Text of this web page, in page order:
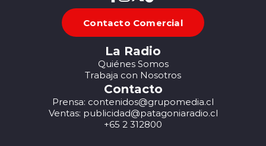
Contacto Comercial
La Radio
Quiénes Somos
Trabaja con Nosotros
Contacto
Prensa: contenidos@grupomedia.cl
Ventas: publicidad@patagoniaradio.cl
+65 2 312800